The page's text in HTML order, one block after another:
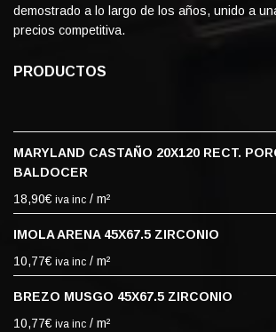
demostrado a lo largo de los años, unido a
precios competitiva.
PRODUCTOS
MARYLAND CASTAÑO 20X120 RECT.
BALDOCER
18,90€ iva inc / m²
IMOLA ARENA 45X67.5 ZIRCONIO
10,77€ iva inc / m²
BREZO MUSGO 45X67.5 ZIRCONIO
10,77€ iva inc / m²